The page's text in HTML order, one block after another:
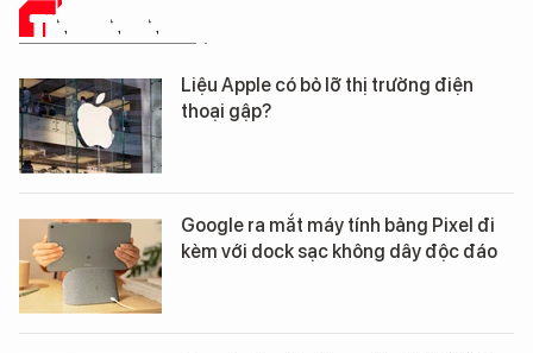
TIN CÔNG NGHỆ
Liệu Apple có bỏ lỡ thị trường điện
thoại gập?
Google ra mắt máy tính bảng Pixel đi
kèm với dock sạc không dây độc đáo